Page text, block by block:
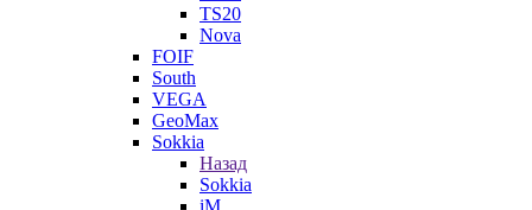
TS20
Nova
FOIF
South
VEGA
GeoMax
Sokkia
Назад
Sokkia
iM